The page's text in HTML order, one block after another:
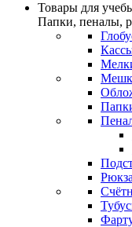
Товары для
Папки, пеналы,